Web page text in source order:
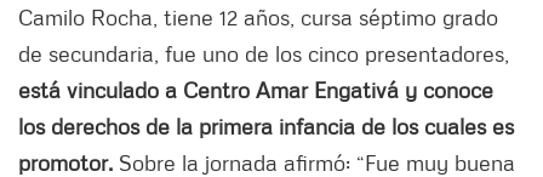
Camilo Rocha, tiene 12 años, cursa séptimo grado
de secundaria, fue uno de los cinco presentadores,
está vinculado a Centro Amar Engativá y conoce
los derechos de la primera infancia de los cuales es
promotor. Sobre la jornada afirmó: “Fue muy buena